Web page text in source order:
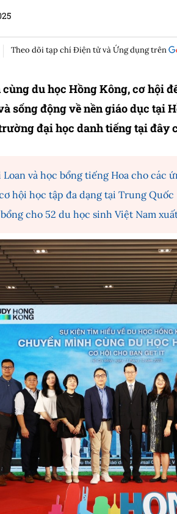
Theo dõi tạp chí Điện tử và Ứng dụng trên
du học Hồng Kông, cơ hội
sống động về nền giáo dục tại
đại học danh tiếng tại đây
và học bổng tiếng Hoa cho các
hội học tập đa dạng tại Trung Quốc
cho 52 du học sinh Việt Nam